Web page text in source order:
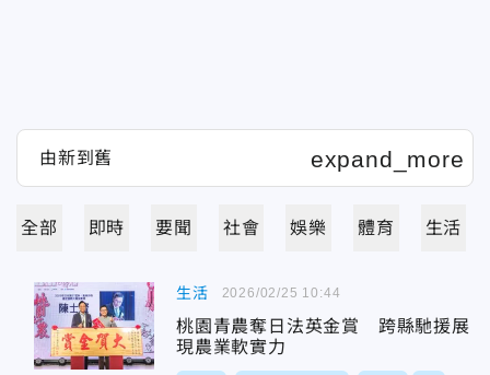
全部 即時 要聞 社會 娛樂 體育 生活
生活
桃園青農奪日法英金賞 跨縣馳援展
現農業軟實力
2026/02/25 10:44